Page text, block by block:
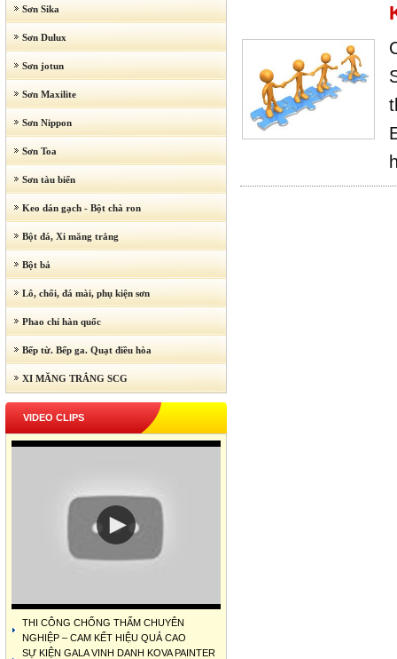
Sơn Sika
Sơn Dulux
Sơn jotun
Sơn Maxilite
Sơn Nippon
Sơn Toa
Sơn tàu biển
Keo dán gạch - Bột chà ron
Bột đá, Xi măng trắng
Bột bả
Lô, chổi, đá mài, phụ kiện sơn
Phao chỉ hàn quốc
Bếp từ. Bếp ga. Quạt điều hòa
XI MĂNG TRẮNG SCG
VIDEO CLIPS
THI CÔNG CHỐNG THẤM CHUYÊN
NGHIỆP – CAM KẾT HIỆU QUẢ CAO
SỰ KIỆN GALA VINH DANH KOVA PAINTER